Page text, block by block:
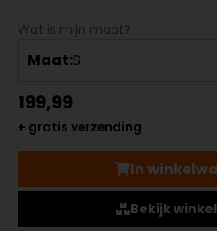
Wat is mijn maat?
Maat:S
199,99
+ gratis verzending
In
Bekijk